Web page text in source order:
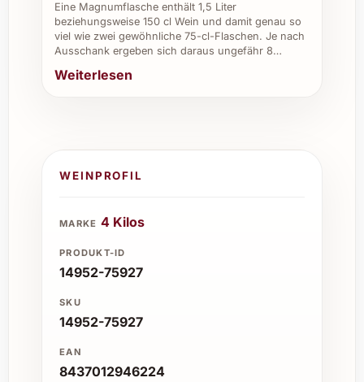
Eine Magnumflasche enthält 1,5 Liter
beziehungsweise 150 cl Wein und damit genau so
viel wie zwei gewöhnliche 75-cl-Flaschen. Je nach
Ausschank ergeben sich daraus ungefähr 8…
Weiterlesen
WEINPROFIL
MARKE 4 Kilos
PRODUKT-ID
14952-75927
SKU
14952-75927
EAN
8437012946224